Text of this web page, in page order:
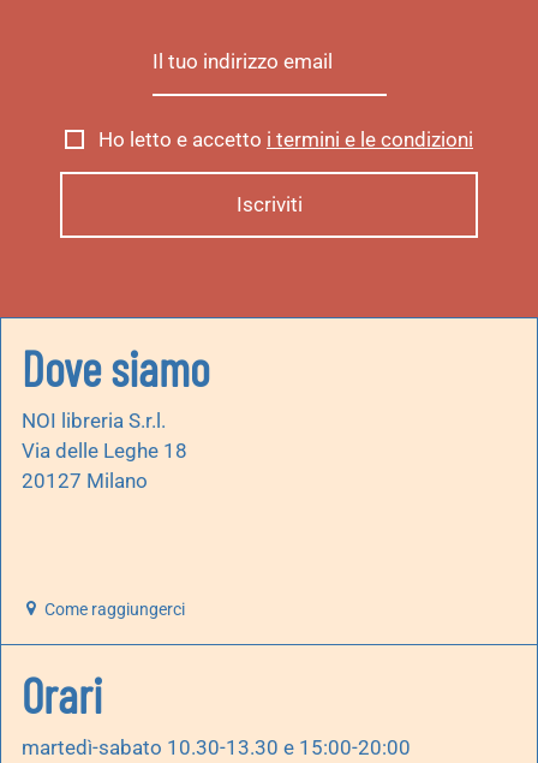
Ho letto e accetto i termini e le condizioni
Dove siamo
NOI libreria S.r.l.
Via delle Leghe 18
20127 Milano
Come raggiungerci
Orari
martedì-sabato 10.30-13.30 e 15:00-20:00